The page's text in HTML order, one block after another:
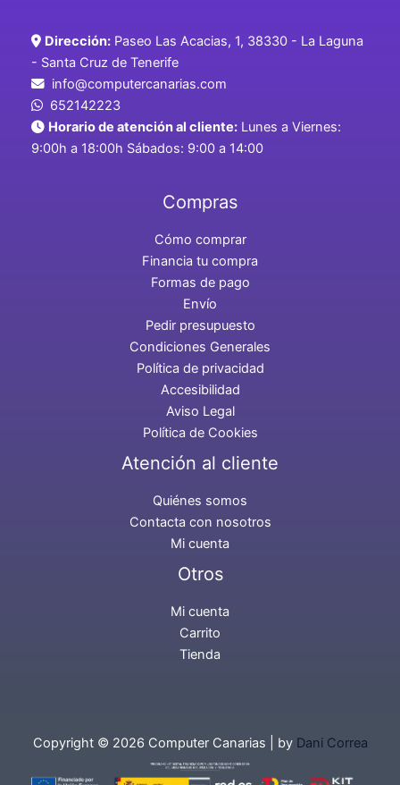
Dirección: Paseo Las Acacias, 1, 38330 - La Laguna
- Santa Cruz de Tenerife
info@computercanarias.com
652142223
Horario de atención al cliente: Lunes a Viernes:
9:00h a 18:00h Sábados: 9:00 a 14:00
Compras
Cómo comprar
Financia tu compra
Formas de pago
Envío
Pedir presupuesto
Condiciones Generales
Política de privacidad
Accesibilidad
Aviso Legal
Política de Cookies
Atención al cliente
Quiénes somos
Contacta con nosotros
Mi cuenta
Otros
Mi cuenta
Carrito
Tienda
Copyright © 2026 Computer Canarias | by Dani Correa